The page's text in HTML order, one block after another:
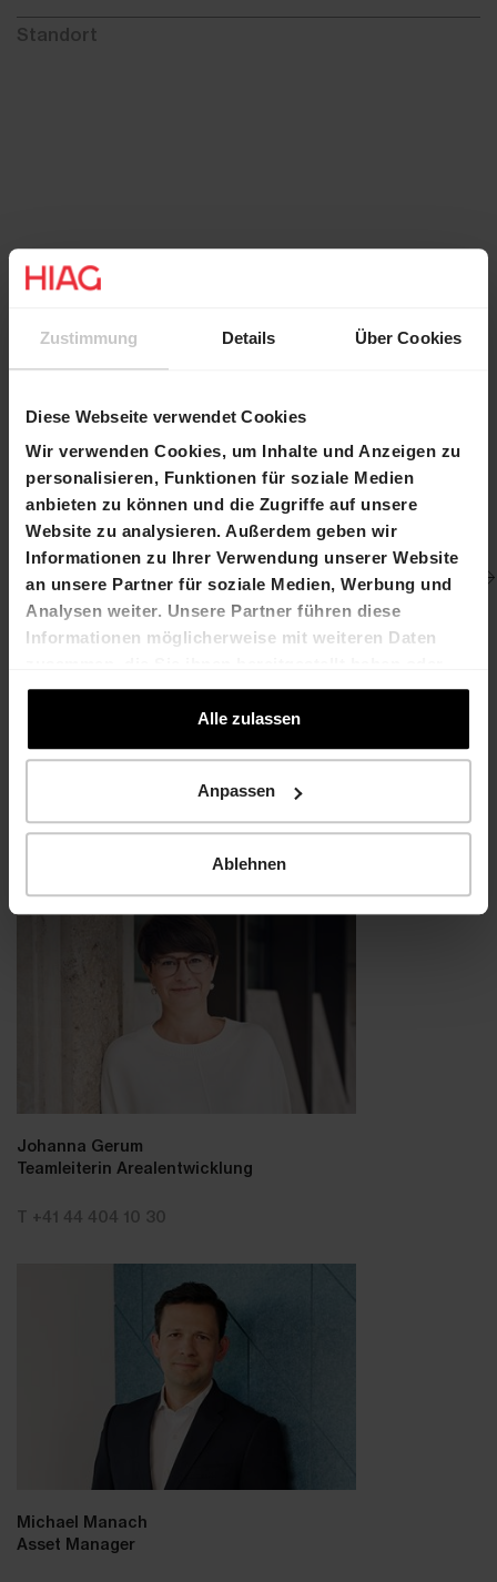
Zustimmung Details Über Cookies
Diese Webseite verwendet Cookies
Wir verwenden Cookies, um Inhalte und Anzeigen zu
personalisieren, Funktionen für soziale Medien
anbieten zu können und die Zugriffe auf unsere
Website zu analysieren. Außerdem geben wir
Informationen zu Ihrer Verwendung unserer Website
an unsere Partner für soziale Medien, Werbung und
Analysen weiter. Unsere Partner führen diese
Informationen möglicherweise mit weiteren Daten
die sie im Rahmen Ihrer Nutzung der Dienste
Alle zulassen
Anpassen
Ablehnen
Standort
2 3 4
Johanna Gerum
Teamleiterin Arealentwicklung
T +41 44 404 10 30
Michael Manach
Asset Manager